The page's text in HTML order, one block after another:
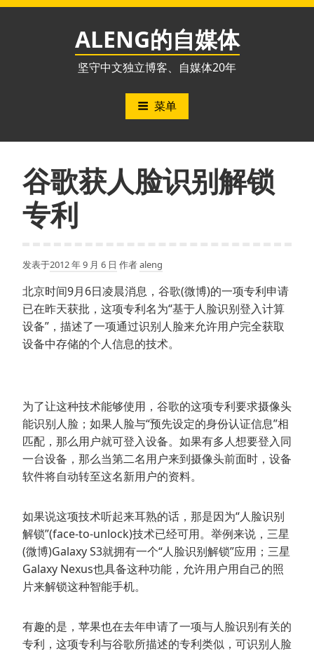
跳
ALENG的自媒体
坚守中文独立博客、自媒体20年
菜单
谷歌获人脸识别解锁
专利
发表于2012 年 9 月 6 日 作者aleng
北京时间9月6日凌晨消息，谷歌(微博)的一项专利申请
已在昨天获批，这项专利名为“基于人脸识别登入计算
设备”，描述了一项通过识别人脸来允许用户完全获取
设备中存储的个人信息的技术。
为了让这种技术能够使用，谷歌的这项专利要求摄像头
能识别人脸；如果人脸与“预先设定的身份认证信息”相
匹配，那么用户就可登入设备。如果有多人想要登入同
一台设备，那么当第二名用户来到摄像头前面时，设备
软件将自动转至这名新用户的资料。
如果说这项技术听起来耳熟的话，那是因为“人脸识别
解锁”(face-to-unlock)技术已经可用。举例来说，三星
(微博)Galaxy S3就拥有一个“人脸识别解锁”应用；三星
Galaxy Nexus也具备这种功能，允许用户用自己的照
片来解锁这种智能手机。
有趣的是，苹果也在去年申请了一项与人脸识别有关的
专利，这项专利与谷歌所描述的专利类似，可识别人脸